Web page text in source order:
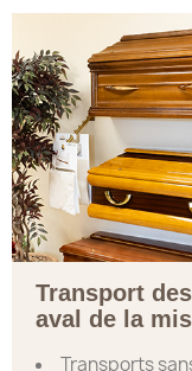
Transport
aval de la
Transports